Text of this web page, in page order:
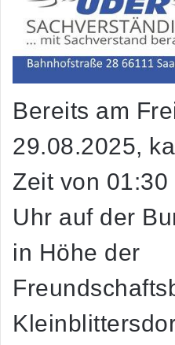
Bereits am
29.08.2025,
Zeit von
Uhr auf der
in Höhe der